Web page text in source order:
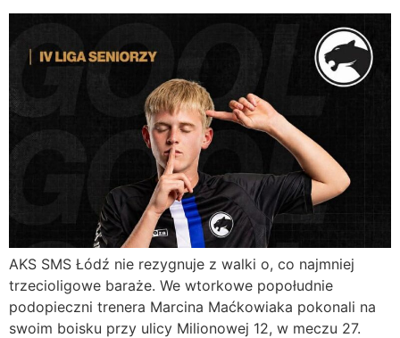
AKS SMS Łódź nie rezygnuje z walki o, co najmniej
trzecioligowe baraże. We wtorkowe popołudnie
podopieczni trenera Marcina Maćkowiaka pokonali na
swoim boisku przy ulicy Milionowej 12, w meczu 27.